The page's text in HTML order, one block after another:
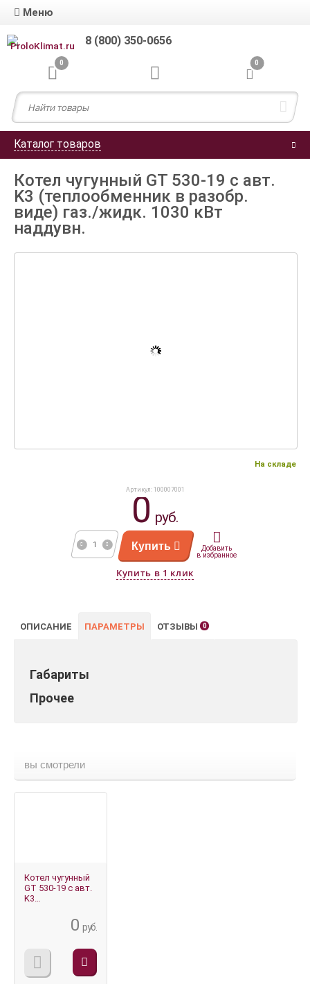
Меню
8 (800) 350-0656
0 0
Каталог товаров
Котел чугунный GT 530-19 с авт.
K3 (теплообменник в разобр.
виде) газ./жидк. 1030 кВт
наддувн.
На складе
Артикул: 100007001
0руб.
Купить
Добавить
в избранное
ОПИСАНИЕ ПАРАМЕТРЫ ОТЗЫВЫ 0
Габариты
Прочее
вы смотрели
Котел чугунный
GT 530-19 с авт.
K3
в разобр. виде)
газ./жидк. 1030
0 руб.